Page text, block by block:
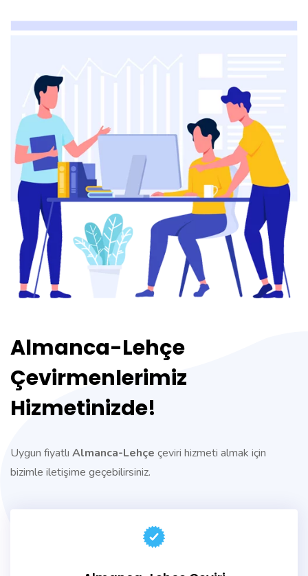
Almanca-Lehçe
Çevirmenlerimiz
Hizmetinizde!
Uygun fiyatlı Almanca-Lehçe çeviri hizmeti almak için
bizimle iletişime geçebilirsiniz.